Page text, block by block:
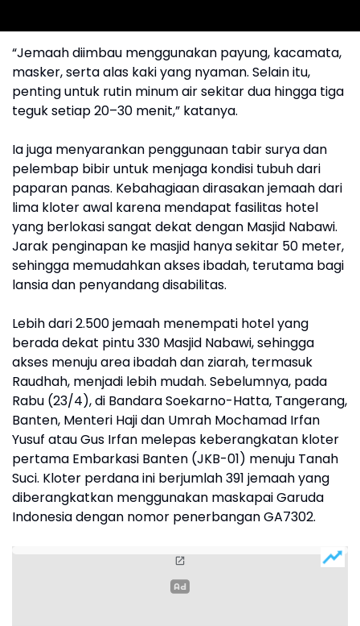
“Jemaah diimbau menggunakan payung, kacamata,
masker, serta alas kaki yang nyaman. Selain itu,
penting untuk rutin minum air sekitar dua hingga tiga
teguk setiap 20–30 menit,” katanya.
Ia juga menyarankan penggunaan tabir surya dan
pelembap bibir untuk menjaga kondisi tubuh dari
paparan panas. Kebahagiaan dirasakan jemaah dari
lima kloter awal karena mendapat fasilitas hotel
yang berlokasi sangat dekat dengan Masjid Nabawi.
Jarak penginapan ke masjid hanya sekitar 50 meter,
sehingga memudahkan akses ibadah, terutama bagi
lansia dan penyandang disabilitas.
Lebih dari 2.500 jemaah menempati hotel yang
berada dekat pintu 330 Masjid Nabawi, sehingga
akses menuju area ibadah dan ziarah, termasuk
Raudhah, menjadi lebih mudah. Sebelumnya, pada
Rabu (23/4), di Bandara Soekarno-Hatta, Tangerang,
Banten, Menteri Haji dan Umrah Mochamad Irfan
Yusuf atau Gus Irfan melepas keberangkatan kloter
pertama Embarkasi Banten (JKB-01) menuju Tanah
Suci. Kloter perdana ini berjumlah 391 jemaah yang
diberangkatkan menggunakan maskapai Garuda
Indonesia dengan nomor penerbangan GA7302.